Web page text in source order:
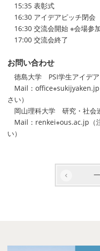
15:35 表彰式
16:30 アイデアピッチ閉会
16:30 交流会開始 ※会場参
17:00 交流会終了
お問い合わせ
徳島大学 PSI学生アイデア
Mail：office※sukijyaken.jp
さい）
岡山理科大学 研究・社会
Mail：renkei※ous.ac.jp（
い）